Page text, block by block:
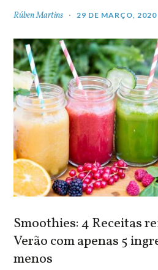
Rúben Martins 29 DE MARÇO, 2020
Smoothies: 4 Receitas
Verão com apenas 5
menos